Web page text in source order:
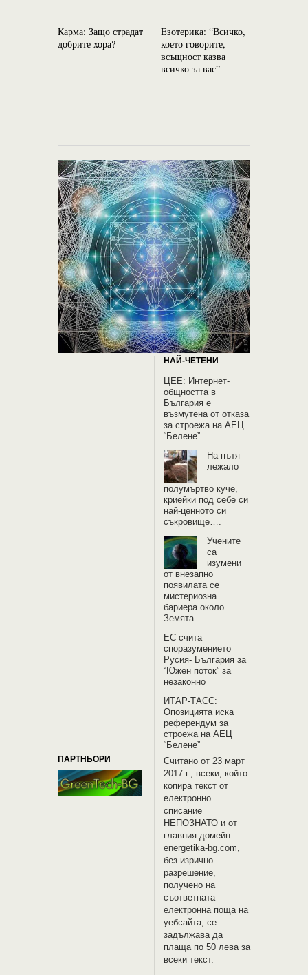
Карма: Защо страдат
добрите хора?
Eзотерика: “Всичко,
което говорите,
всъщност казва
всичко за вас”
НАЙ-ЧЕТЕНИ
ЦЕЕ: Интернет-
общността в
България е
възмутена от отказа
за строежа на АЕЦ
“Белене”
На пътя
лежало
полумъртво куче,
криейки под себе си
най-ценното си
съкровище….
Учените
са
изумени
от внезапно
появилата се
мистериозна
бариера около
Земята
EС счита
споразумението
Русия- България за
“Южен поток” за
незаконно
ИТАР-ТАСС:
Опозицията иска
референдум за
строежа на АЕЦ
“Белене”
ПАРТНЬОРИ
Считано от 23 март
2017 г., всеки, който
копира текст от
електронно
списание
НЕПОЗНАТО и oт
главния домейн
energetika-bg.com,
без изрично
разрешение,
получено на
съответната
електронна поща на
уебсайта, се
задължава да
плаща по 50 лева за
всеки текст.